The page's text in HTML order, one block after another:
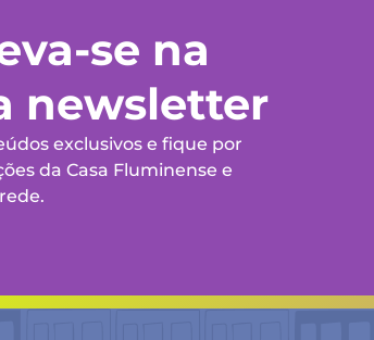
se na
newsletter
exclusivos e fique por
da Casa Fluminense e